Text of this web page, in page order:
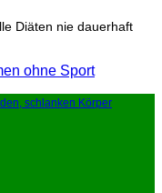
Diäten nie dauerhaft
schlanken Körper